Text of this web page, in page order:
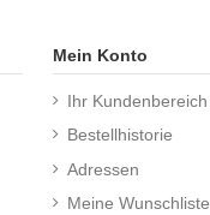
Mein Konto
Ihr Kundenbereich
Bestellhistorie
Adressen
Meine Wunschliste